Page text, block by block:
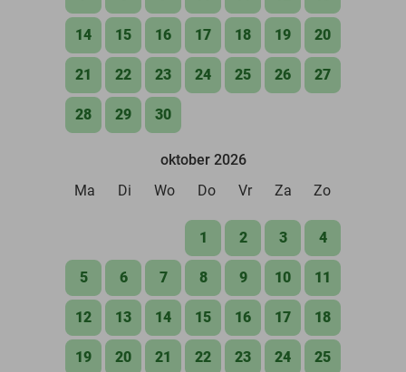
14 15 16 17 18 19 20
21 22 23 24 25 26 27
28 29 30
oktober 2026
Ma
Di Wo Do Vr Za Zo
1 2 3 4
5 6 7 8 9 10 11
12 13 14 15 16 17 18
19 20 21 22 23 24 25